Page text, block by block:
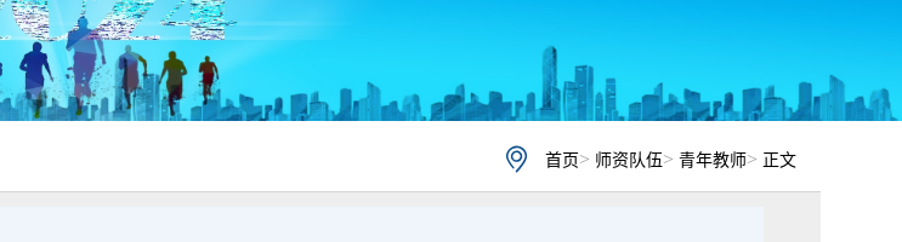
首页 > 师资队伍> 青年教师> 正文